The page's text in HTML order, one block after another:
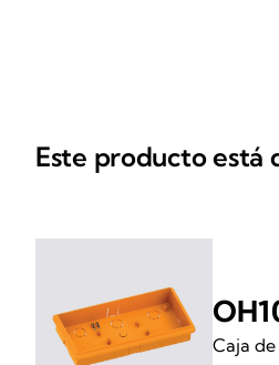
Este producto está
Caja